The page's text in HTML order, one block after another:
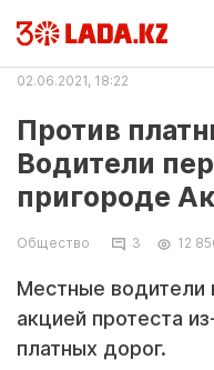
02.06.2021, 18:22
Против
Водители
пригороде
Общество 3 12
Местные водители
акцией протеста
платных дорог.